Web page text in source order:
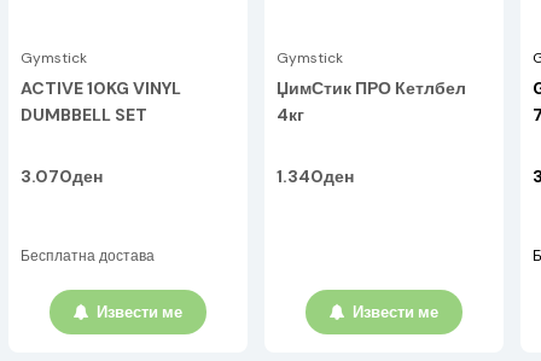
Gymstick
ACTIVE 10KG VINYL
DUMBBELL SET
3.070ден
Бесплатна достава
Извести ме
Gymstick
ЏимСтик ПРО Кетлбел
4кг
1.340ден
Извести ме